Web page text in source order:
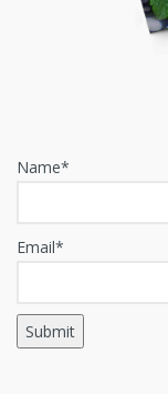
Name*
Email*